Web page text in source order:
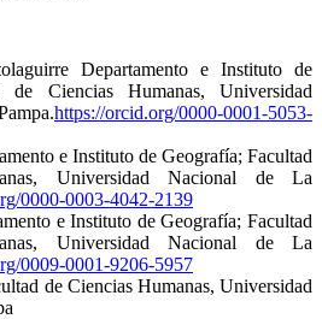
Departamento e Instituto de
de Ciencias Humanas, Universidad
https://orcid.org/0000-0001-5053-
e Instituto de Geografía; Facultad
Universidad Nacional de La
0000-0003-4042-2139
e Instituto de Geografía; Facultad
Universidad Nacional de La
0009-0001-9206-5957
de Ciencias Humanas, Universidad